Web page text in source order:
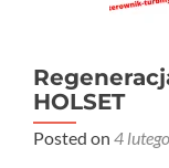
HOLSET
Posted on 4